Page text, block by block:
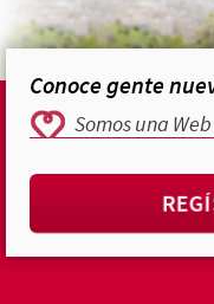
Conoce gente
Somos una